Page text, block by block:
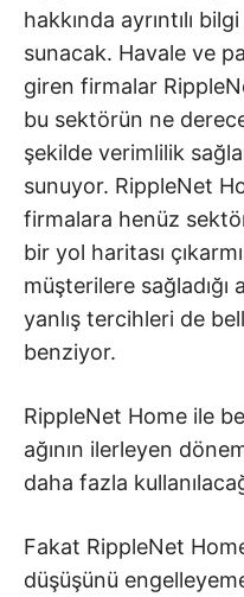
hakkında ayrıntılı
sunacak. Havale ve
giren firmalar
bu sektörün ne
şekilde verimlilik
sunuyor. RippleNet
firmalara henüz
bir yol haritası
müşterilere sağladığı
yanlış tercihleri de
benziyor.
RippleNet Home ile
ağının ilerleyen
daha fazla
Fakat RippleNet
düşüşünü